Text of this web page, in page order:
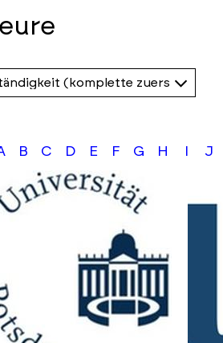
B C D E F G H J